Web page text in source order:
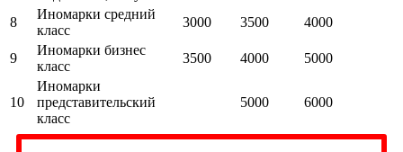
8
Иномарки средний
класс
3000 3500 4000
9
Иномарки бизнес
класс
3500 4000 5000
10
Иномарки
представительский
класс
5000 6000